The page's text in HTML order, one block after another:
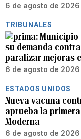
6 de agosto de 2026
TRIBUNALES
Municipio
su demanda contra
paralizar mejoras
6 de agosto de 2026
ESTADOS UNIDOS
Nueva vacuna
aprueba la primera
Moderna
6 de agosto de 2026